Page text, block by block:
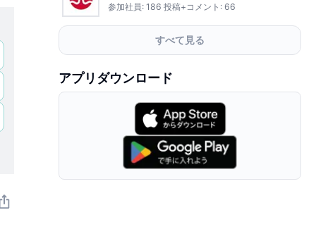
参加社員: 186 投稿+コメント: 66
すべて見る
アプリダウンロード